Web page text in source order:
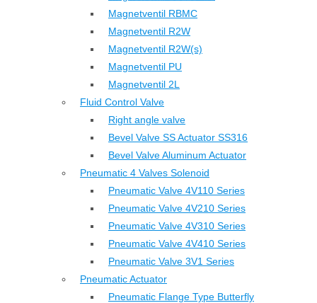
Magnetventil RBMC
Magnetventil R2W
Magnetventil R2W(s)
Magnetventil PU
Magnetventil 2L
Fluid Control Valve
Right angle valve
Bevel Valve SS Actuator SS316
Bevel Valve Aluminum Actuator
Pneumatic 4 Valves Solenoid
Pneumatic Valve 4V110 Series
Pneumatic Valve 4V210 Series
Pneumatic Valve 4V310 Series
Pneumatic Valve 4V410 Series
Pneumatic Valve 3V1 Series
Pneumatic Actuator
Pneumatic Flange Type Butterfly